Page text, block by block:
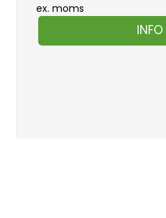
ex. moms
INFO